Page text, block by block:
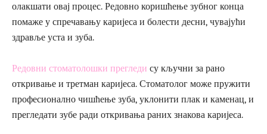
олакшати овај процес. Редовно коришћење зубног конца
помаже у спречавању каријеса и болести десни, чувајући
здравље уста и зуба.
Редовни стоматолошки прегледи су кључни за рано
откривање и третман каријеса. Стоматолог може пружити
професионално чишћење зуба, уклонити плак и каменац, и
прегледати зубе ради откривања раних знакова каријеса.